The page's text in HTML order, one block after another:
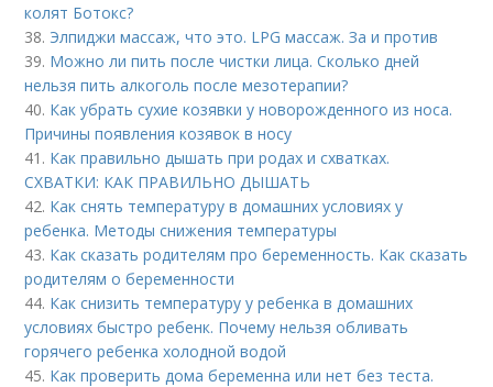
колят Ботокс?
38. Элпиджи массаж, что это. LPG массаж. За и против
39. Можно ли пить после чистки лица. Сколько дней
нельзя пить алкоголь после мезотерапии?
40. Как убрать сухие козявки у новорожденного из носа.
Причины появления козявок в носу
41. Как правильно дышать при родах и схватках.
СХВАТКИ: КАК ПРАВИЛЬНО ДЫШАТЬ
42. Как снять температуру в домашних условиях у
ребенка. Методы снижения температуры
43. Как сказать родителям про беременность. Как сказать
родителям о беременности
44. Как снизить температуру у ребенка в домашних
условиях быстро ребенк. Почему нельзя обливать
горячего ребенка холодной водой
45. Как проверить дома беременна или нет без теста.